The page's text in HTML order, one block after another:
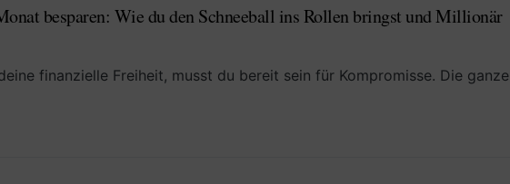
besparen: Wie du den Schneeball ins Rollen bringst und Millionär
finanzielle Freiheit, musst du bereit sein für Kompromisse. Die ganze